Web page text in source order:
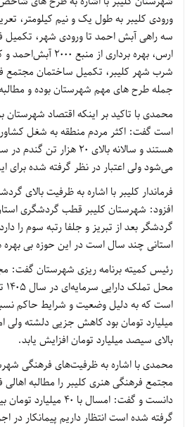
ورودی کلیبر به طول یک و نیم کیلومتر،
سه راهی آبش احمد تا ورودی شهر، تکمیل
ارس، بهره برداری از
شرب شهر کلیبر، تکمیل ساختمان مجتمع
جمله طرح های مهم شهرستان بوده و
محمدی با تاکید بر اینکه اقتصاد شهرستان
است گفت: اکثر مردم منطقه به شغل
هستند و سالانه بالای ۲۰
می‌شود ولی اعتبار در نظر گرفته شده برای
فرماندار کلیبر با اشاره به ظرفیت بالای
افزود: شهرستان کلیبر قطب گردشگری
گردشگر بعد از تبریز و جلفا رتبه سوم را
استانی چند سال است در این حوزه بی
رئیس کمیته برنامه ریزی شهرستان گفت:
میلیارد تومان بود کاهش جزیی دلشته ولی
بالای سیصد میلیارد تومان افزایش یابد‌.
محمدی با اشاره به ظرفیت‌های فرهنگی
مجتمع فرهنگی هنری کلیبر را مطالبه
دانست و گفت: امسال با ۴۰
گرفته شده است انتظار داریم پیمانکار در